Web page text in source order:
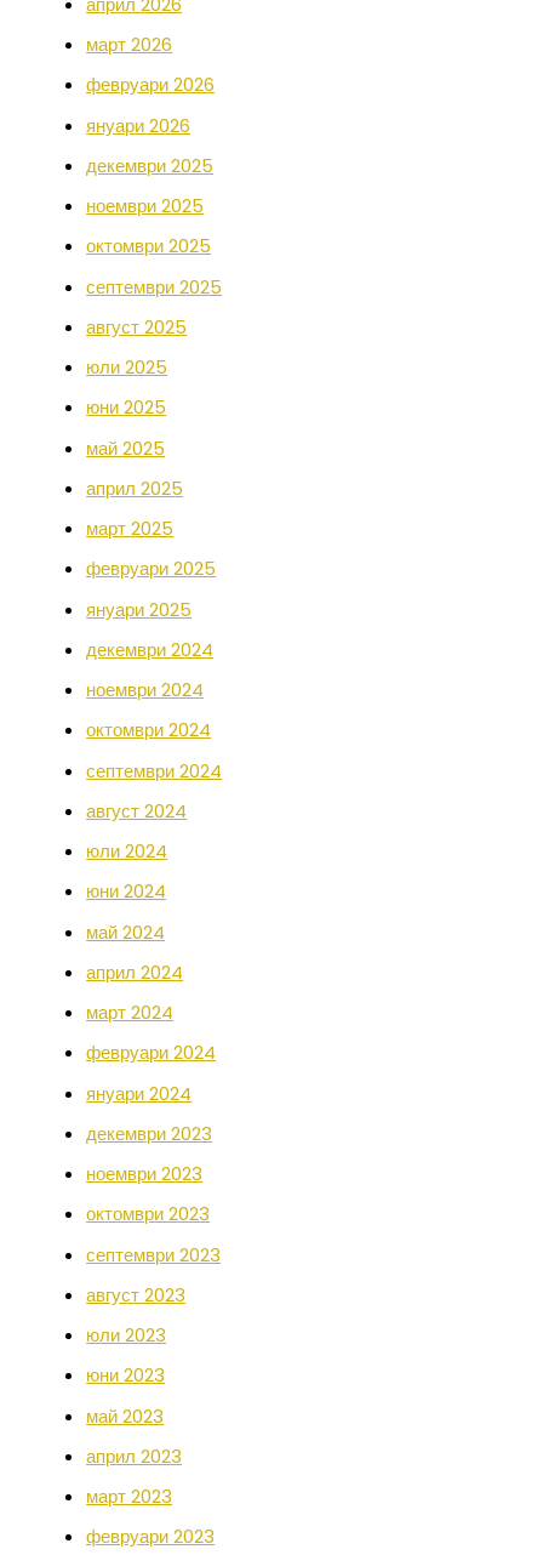
март 2026
февруари 2026
януари 2026
декември 2025
ноември 2025
октомври 2025
септември 2025
август 2025
юли 2025
юни 2025
май 2025
април 2025
март 2025
февруари 2025
януари 2025
декември 2024
ноември 2024
октомври 2024
септември 2024
август 2024
юли 2024
юни 2024
май 2024
април 2024
март 2024
февруари 2024
януари 2024
декември 2023
ноември 2023
октомври 2023
септември 2023
август 2023
юли 2023
юни 2023
май 2023
април 2023
март 2023
февруари 2023